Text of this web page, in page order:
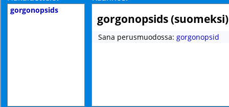
gorgonopsids
gorgonopsids (suomeksi)
Sana perusmuodossa: gorgonopsid